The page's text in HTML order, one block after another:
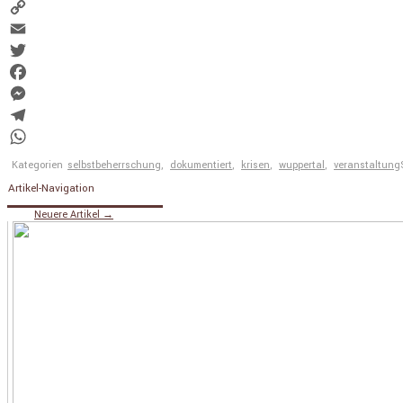
Copy
Link
Email
Twitter
Facebook
Messenger
Telegram
WhatsApp
Kategorien selbstbeherrschung, dokumentiert, krisen, wuppertal, veranstaltung
Artikel-Navigation
Neuere Artikel →